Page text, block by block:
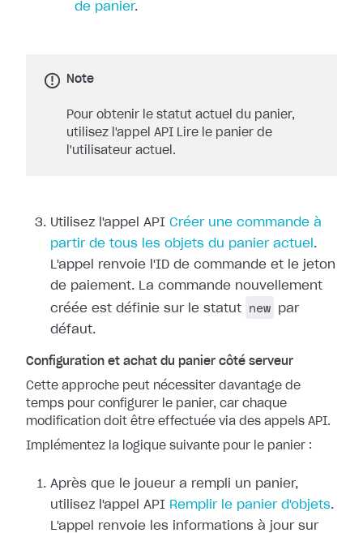
de panier.
Note
Pour obtenir le statut actuel du panier,
utilisez l'appel API Lire le panier de
l'utilisateur actuel.
Utilisez l'appel API Créer une commande à
partir de tous les objets du panier actuel .
L'appel renvoie l'ID de commande et le jeton
de paiement. La commande nouvellement
créée est définie sur le statut
new
par
défaut.
Configuration et achat du panier côté serveur
Cette approche peut nécessiter davantage de
temps pour configurer le panier, car chaque
modification doit être effectuée via des appels API.
Implémentez la logique suivante pour le panier :
Après que le joueur a rempli un panier,
utilisez l'appel API Remplir le panier d'objets.
L'appel renvoie les informations à jour sur